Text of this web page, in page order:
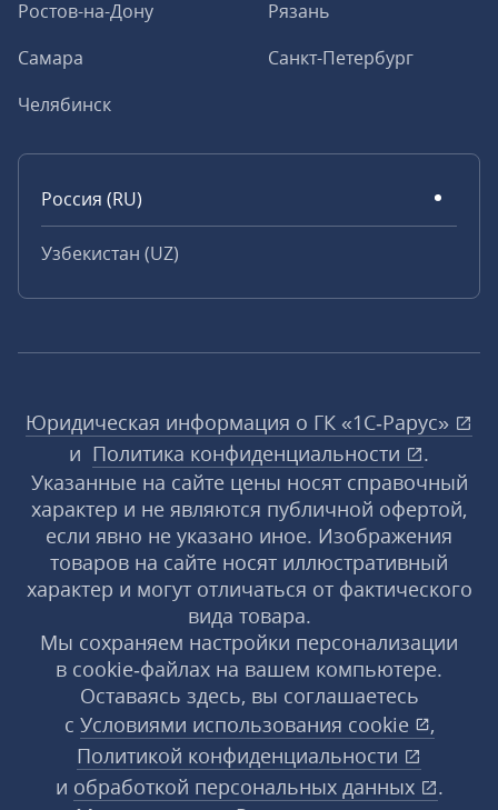
Ростов-на-Дону
Рязань
Самара
Санкт-Петербург
Челябинск
Россия (RU)
Узбекистан (UZ)
Юридическая информация о ГК «1С‑Рарус»
и Политика конфиденциальности
.
Указанные на сайте цены носят справочный
характер и не являются публичной офертой,
если явно не указано иное. Изображения
товаров на сайте носят иллюстративный
характер и могут отличаться от фактического
вида товара.
Мы сохраняем настройки персонализации
в cookie‑файлах на вашем компьютере.
Оставаясь здесь, вы соглашаетесь
с Условиями использования cookie
,
Политикой конфиденциальности
и обработкой персональных данных
.